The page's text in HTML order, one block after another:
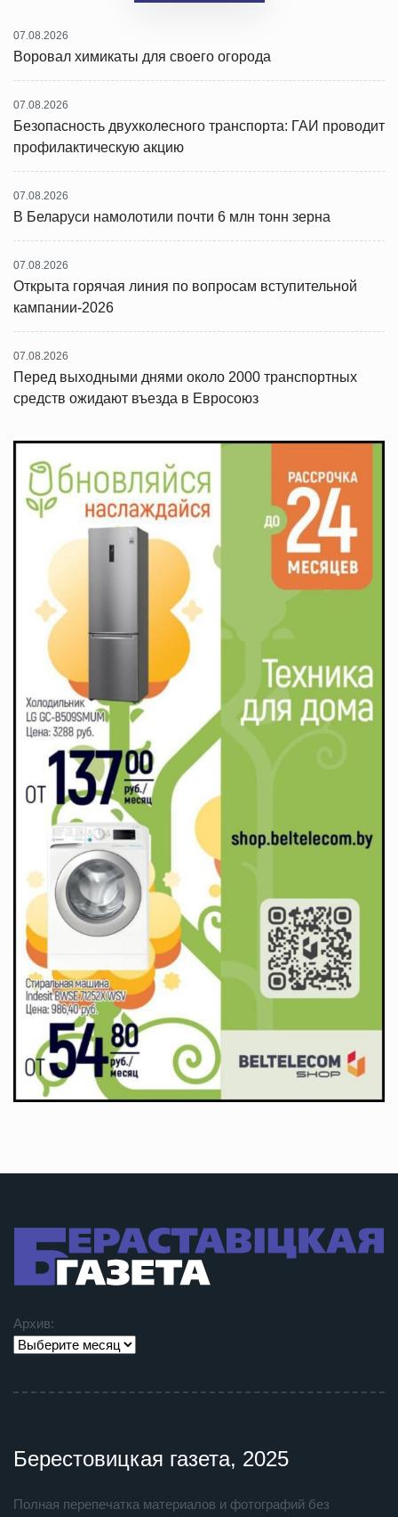
07.08.2026
Воровал химикаты для своего огорода
07.08.2026
Безопасность двухколесного транспорта: ГАИ проводит
профилактическую акцию
07.08.2026
В Беларуси намолотили почти 6 млн тонн зерна
07.08.2026
Открыта горячая линия по вопросам вступительной
кампании-2026
07.08.2026
Перед выходными днями около 2000 транспортных
средств ожидают въезда в Евросоюз
Архив:
Берестовицкая газета, 2025
Полная перепечатка материалов и фотографий без